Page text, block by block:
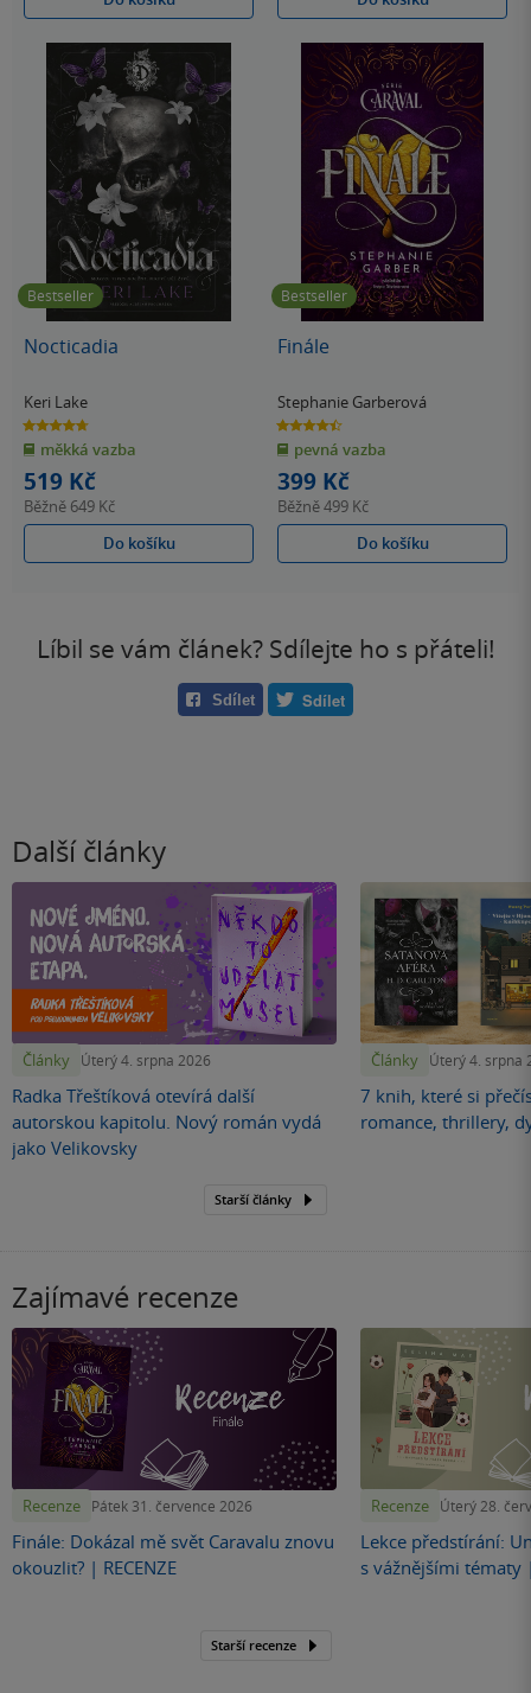
Bestseller
Nocticadia
Keri Lake
4.7
z
5
hvězdiček
měkká vazba
519 Kč
Běžně 649 Kč
Do košíku
Bestseller
Finále
Stephanie Garberová
4.5
z
5
hvězdiček
pevná vazba
399 Kč
Běžně499 Kč
Do košíku
Líbil se vám článek? Sdílejte ho s přáteli!
Sdílet Sdílet
Další články
Články Úterý 4. srpna 2026
Radka Třeštíková otevírá další
autorskou kapitolu. Nový román vydá
jako Velikovsky
Články Úterý 4. srpna
7 knih, které si
romance, thrillery,
Starší články
Zajímavé recenze
Recenze Pátek 31. července 2026
Finále: Dokázal mě svět Caravalu znovu
okouzlit? | RECENZE
Recenze Úterý 28.
Lekce předstírání:
s vážnějšími tématy |
Starší recenze